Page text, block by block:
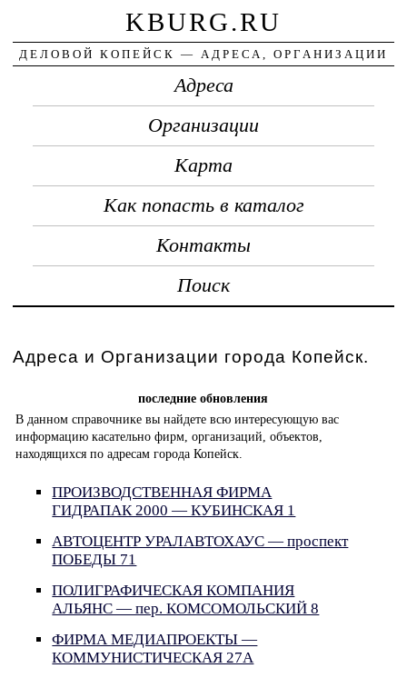
KBURG.RU
ДЕЛОВОЙ КОПЕЙСК — АДРЕСА, ОРГАНИЗАЦИИ
Адреса
Организации
Карта
Как попасть в каталог
Контакты
Поиск
Адреса и Организации города Копейск.
последние обновления
В данном справочнике вы найдете всю интересующую вас
информацию касательно фирм, организаций, объектов,
находящихся по адресам города Копейск.
ПРОИЗВОДСТВЕННАЯ ФИРМА
ГИДРАПАК 2000 — КУБИНСКАЯ 1
АВТОЦЕНТР УРАЛАВТОХАУС — проспект
ПОБЕДЫ 71
ПОЛИГРАФИЧЕСКАЯ КОМПАНИЯ
АЛЬЯНС — пер. КОМСОМОЛЬСКИЙ 8
ФИРМА МЕДИАПРОЕКТЫ —
КОММУНИСТИЧЕСКАЯ 27А